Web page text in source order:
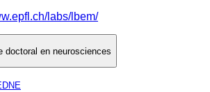
labs/lbem/
doctoral en neurosciences